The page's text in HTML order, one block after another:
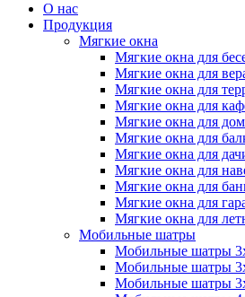
О нас
Продукция
Мягкие окна
Мягкие окна для
Мягкие окна для
Мягкие окна для
Мягкие окна для
Мягкие окна для
Мягкие окна для
Мягкие окна для
Мягкие окна для
Мягкие окна для
Мягкие окна для
Мягкие окна для
Мобильные шатры
Мобильные шатры
Мобильные шатры
Мобильные шатры